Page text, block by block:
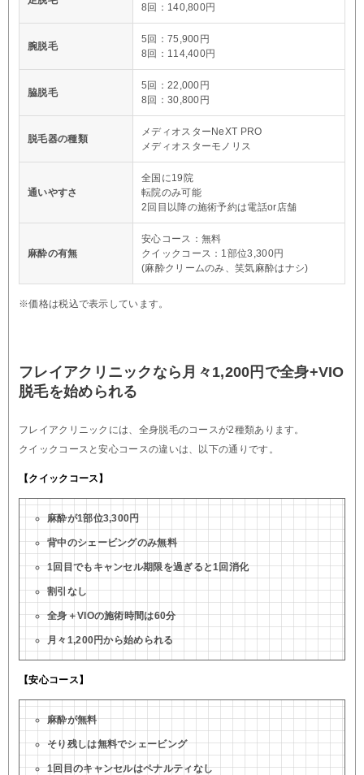
8回：140,800円
腕脱毛
5回：75,900円
8回：114,400円
脇脱毛
5回：22,000円
8回：30,800円
脱毛器の種類
メディオスターNeXT PRO
メディオスターモノリス
通いやすさ
全国に19院
転院のみ可能
2回目以降の施術予約は電話or店舗
麻酔の有無
安心コース：無料
クイックコース：1部位3,300円
(麻酔クリームのみ、笑気麻酔はナシ)
※価格は税込で表示しています。
フレイアクリニックなら月々1,200円で全身+VIO
脱毛を始められる
フレイアクリニックには、全身脱毛のコースが2種類あります。
クイックコースと安心コースの違いは、以下の通りです。
【クイックコース】
麻酔が1部位3,300円
背中のシェービングのみ無料
1回目でもキャンセル期限を過ぎると1回消化
割引なし
全身＋VIOの施術時間は60分
月々1,200円から始められる
【安心コース】
麻酔が無料
そり残しは無料でシェービング
1回目のキャンセルはペナルティなし